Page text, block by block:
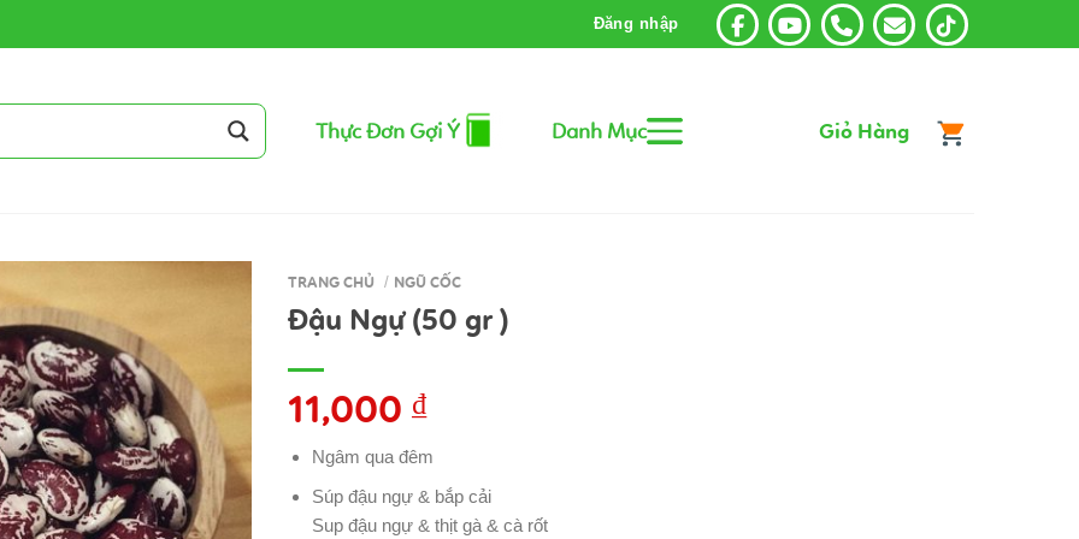
Đăng nhập
Thực Đơn Gợi Ý Danh Mục Giỏ Hàng
TRANG CHỦ / NGŨ CỐC
Đậu Ngự (50 gr )
11,000 ₫
Ngâm qua đêm
Súp đậu ngự & bắp cải
Sup đậu ngự & thịt gà & cà rốt